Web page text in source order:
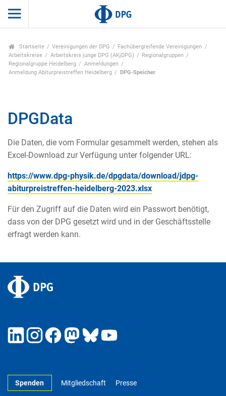
Startseite Vereinigungen der DPG
Fachübergreifende Vereinigungen
Arbeitskreise
Arbeitskreis junge DPG (AKjDPG)
Regionalgruppen
Regionalgruppe Heidelberg
Anmeldungen
Anmeldung Abiturpreistreffen Heidelberg
DPG-Speicher
DPGData
Die Daten, die vom Formular gesammelt werden, stehen als
Excel-Download zur Verfügung unter folgender URL:
https://www.dpg-physik.de/dpgdata/download/jdpg-
abiturpreistreffen-heidelberg-2023.xlsx
Für den Zugriff auf die Daten wird ein Passwort benötigt,
dass von der DPG gesetzt wird und in der Geschäftsstelle
erfragt werden kann.
Spenden Mitgliedschaft Presse